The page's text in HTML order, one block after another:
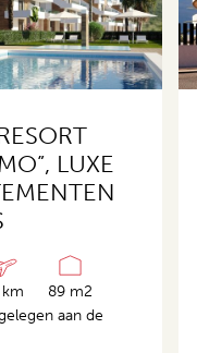
LUXE
89 m2
aan de